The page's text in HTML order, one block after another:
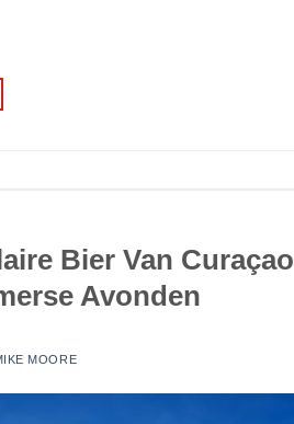
Bier Van Curaçao
Avonden
MOORE